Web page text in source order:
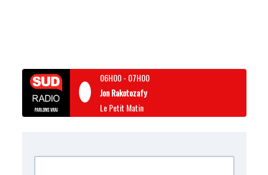
06H00- 07H00
Jon Rakotozafy
Le Petit Matin